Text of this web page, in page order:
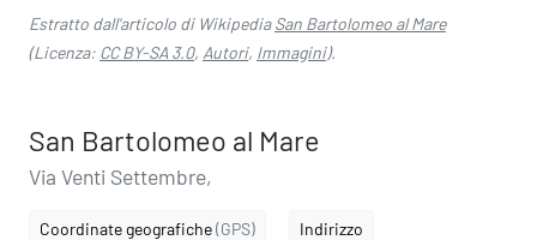
Estratto dall'articolo di WikipediaSan Bartolomeo al Mare
(Licenza: CC BY-SA 3.0, Autori, Immagini).
San Bartolomeo al Mare
Via Venti Settembre,
Coordinate geografiche(GPS) Indirizzo